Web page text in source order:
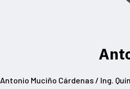
Antonio Muciño Cárdenas / Ing.